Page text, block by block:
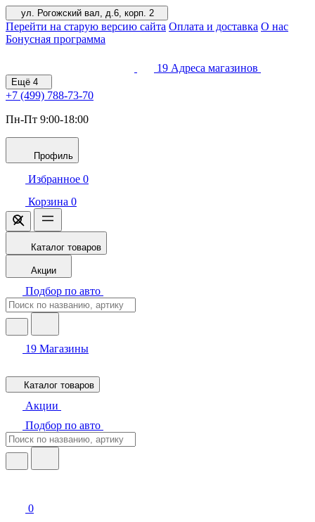
ул. Рогожский вал, д.6, корп. 2
Перейти на старую версию сайта Оплата и доставка О нас
Бонусная программа
19 Адреса магазинов
Ещё 4
+7 (499) 788-73-70
Пн-Пт 9:00-18:00
Профиль
Избранное 0
Корзина 0
Каталог товаров
Акции
Подбор по авто
19 Магазины
Каталог товаров
Акции
Подбор по авто
0